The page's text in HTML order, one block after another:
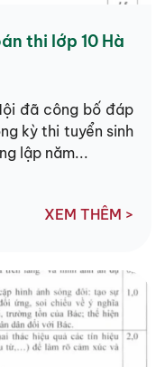
thi lớp 10 Hà
đã công bố đáp
kỳ thi tuyển sinh
lập năm...
XEM THÊM >